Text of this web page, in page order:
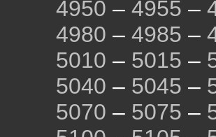
4950 – 4955 –
4980 – 4985 –
5010 – 5015 –
5040 – 5045 –
5070 – 5075 –